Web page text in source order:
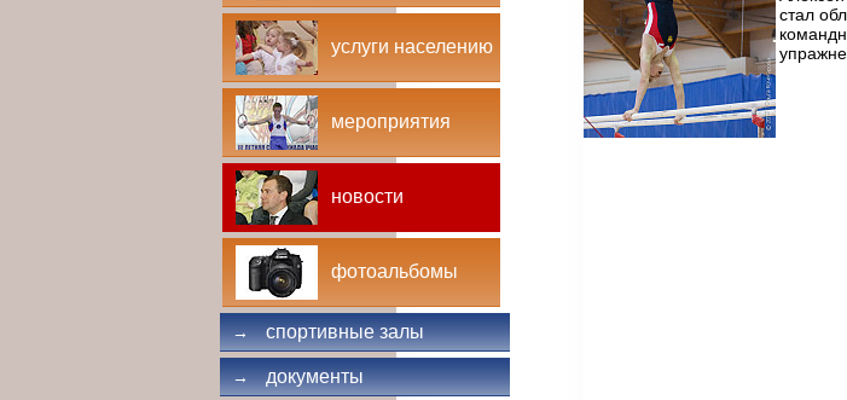
услуги населению
мероприятия
новости
фотоальбомы
→ спортивные залы
→ документы
стал